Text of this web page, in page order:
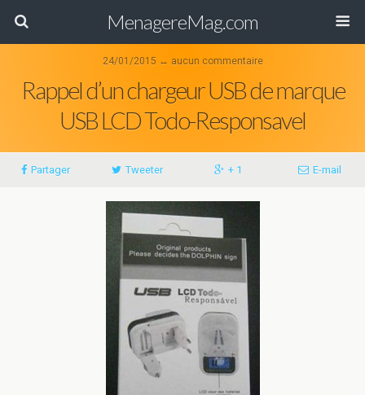
MenagereMag.com
24/01/2015 ↔ aucun commentaire
Rappel d’un chargeur USB de marque
USB LCD Todo-Responsavel
Partager Tweeter + 1 E-mail